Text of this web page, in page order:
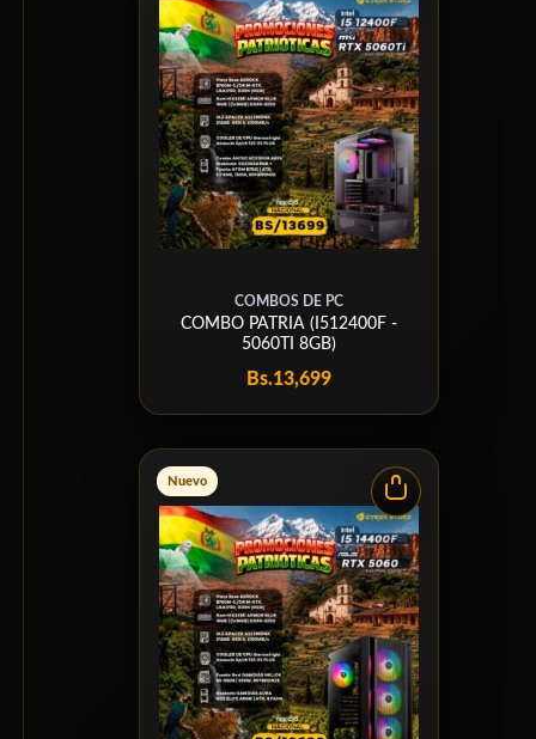
COMBOS DE PC
COMBO PATRIA (I512400F -
5060TI 8GB)
Bs.13,699
Nuevo